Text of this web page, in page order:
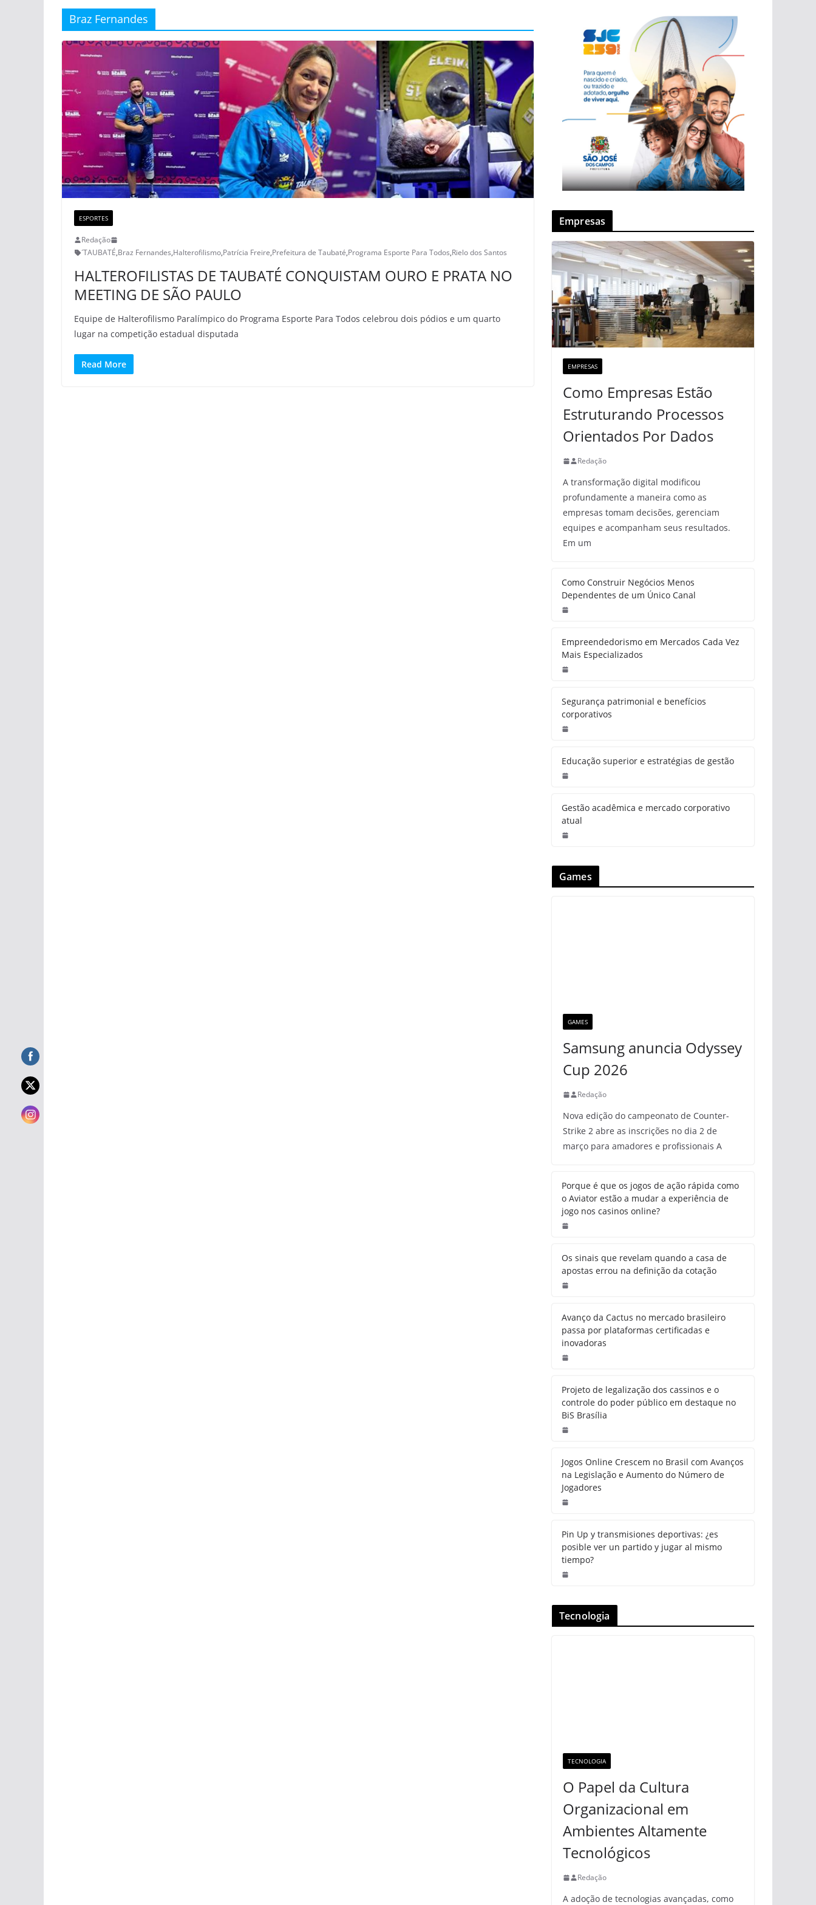
Braz Fernandes
ESPORTES
Redação
´TAUBATÉ,Braz Fernandes,Halterofilismo,Patrícia Freire,Prefeitura de Taubaté,Programa Esporte Para Todos,Rielo dos Santos
HALTEROFILISTAS DE TAUBATÉ CONQUISTAM OURO E PRATA NO
MEETING DE SÃO PAULO
Equipe de Halterofilismo Paralímpico do Programa Esporte Para Todos celebrou dois pódios e um quarto
lugar na competição estadual disputada
Read More
Empresas
EMPRESAS
Como Empresas Estão
Estruturando Processos
Orientados Por Dados
Redação
A transformação digital modificou
profundamente a maneira como as
empresas tomam decisões, gerenciam
equipes e acompanham seus resultados.
Em um
Como Construir Negócios Menos
Dependentes de um Único Canal
Empreendedorismo em Mercados Cada Vez
Mais Especializados
Segurança patrimonial e benefícios
corporativos
Educação superior e estratégias de gestão
Gestão acadêmica e mercado corporativo
atual
Games
GAMES
Samsung anuncia Odyssey
Cup 2026
Redação
Nova edição do campeonato de Counter-
Strike 2 abre as inscrições no dia 2 de
março para amadores e profissionais A
Porque é que os jogos de ação rápida como
o Aviator estão a mudar a experiência de
jogo nos casinos online?
Os sinais que revelam quando a casa de
apostas errou na definição da cotação
Avanço da Cactus no mercado brasileiro
passa por plataformas certificadas e
inovadoras
Projeto de legalização dos cassinos e o
controle do poder público em destaque no
BiS Brasília
Jogos Online Crescem no Brasil com Avanços
na Legislação e Aumento do Número de
Jogadores
Pin Up y transmisiones deportivas: ¿es
posible ver un partido y jugar al mismo
tiempo?
Tecnologia
TECNOLOGIA
O Papel da Cultura
Organizacional em
Ambientes Altamente
Tecnológicos
Redação
A adoção de tecnologias avançadas, como